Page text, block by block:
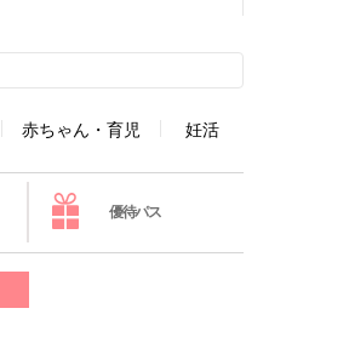
赤ちゃん・育児 妊活
優待パス